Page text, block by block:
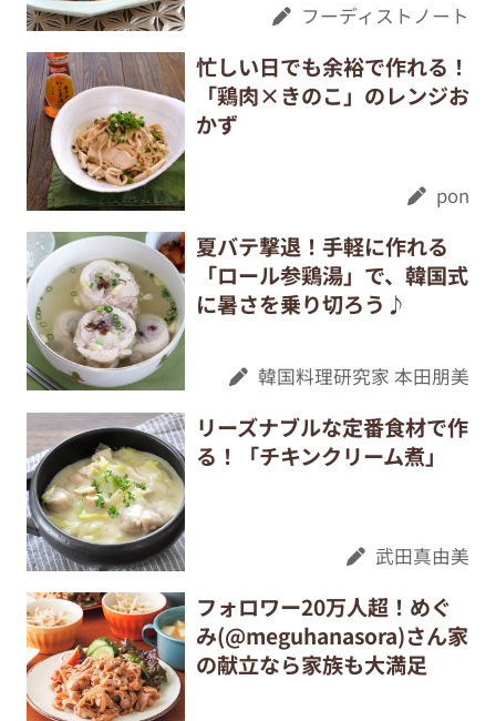
フーディストノート
忙しい日でも余裕で作れる！
「鶏肉×きのこ」のレンジお
かず
pon
夏バテ撃退！手軽に作れる
「ロール参鶏湯」で、韓国式
に暑さを乗り切ろう♪
韓国料理研究家 本田朋美
リーズナブルな定番食材で作
る！「チキンクリーム煮」
武田真由美
フォロワー20万人超！めぐ
み(@meguhanasora)さん家
の献立なら家族も大満足